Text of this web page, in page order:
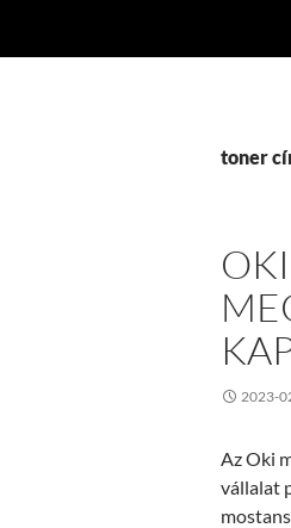
toner
2023-
Az Oki
vállalat